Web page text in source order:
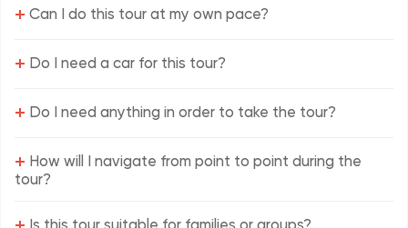
+ Can I do this tour at my own pace?
+ Do I need a car for this tour?
+ Do I need anything in order to take the tour?
+ How will I navigate from point to point during the
tour?
Is this tour suitable for families or groups?